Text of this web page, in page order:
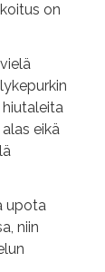
on
eikä
upota
niin